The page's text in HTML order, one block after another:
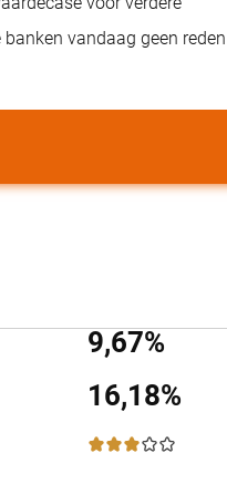
vandaag geen
9,67%
16,18%
3 / 5